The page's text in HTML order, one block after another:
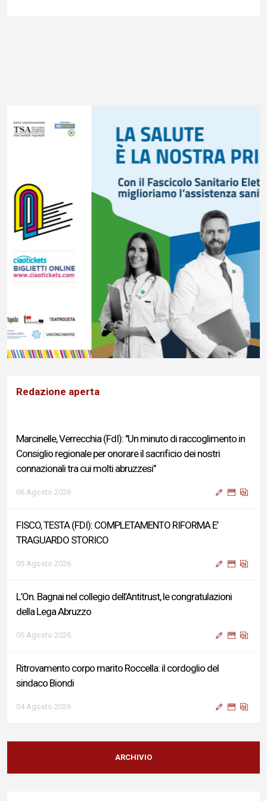
Redazione aperta
Marcinelle, Verrecchia (FdI): "Un minuto di raccoglimento in
Consiglio regionale per onorare il sacrificio dei nostri
connazionali tra cui molti abruzzesi"
06 Agosto 2026
FISCO, TESTA (FDI): COMPLETAMENTO RIFORMA E’
TRAGUARDO STORICO
05 Agosto 2026
L’On. Bagnai nel collegio dell’Antitrust, le congratulazioni
della Lega Abruzzo
05 Agosto 2026
Ritrovamento corpo marito Roccella: il cordoglio del
sindaco Biondi
04 Agosto 2026
Reddito di Cittadinanza, Testa (FdI): Presentata interpellanza
su criticità persistenti ed effetti sulle politiche di sviluppo del
ARCHIVIO